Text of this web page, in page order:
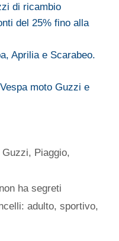
di ricambio
del 25% fino alla
Aprilia e Scarabeo.
moto Guzzi e
Guzzi, Piaggio,
ha segreti
adulto, sportivo,